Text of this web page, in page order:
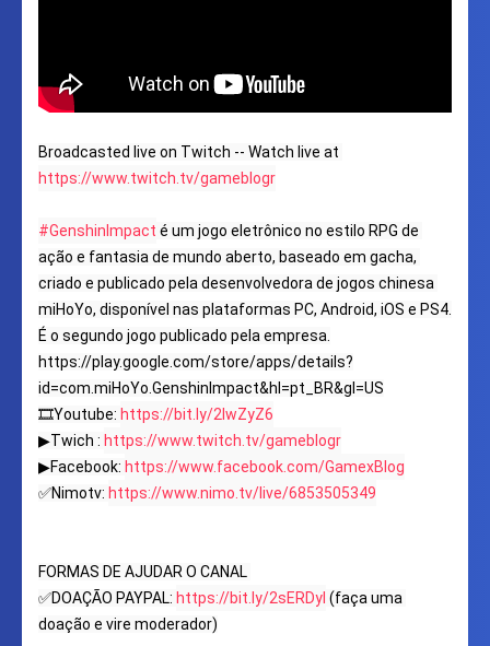
Broadcasted live on Twitch -- Watch live at
https://www.twitch.tv/gameblogr
#GenshinImpact é um jogo eletrônico no estilo RPG de
ação e fantasia de mundo aberto, baseado em gacha,
criado e publicado pela desenvolvedora de jogos chinesa
miHoYo, disponível nas plataformas PC, Android, iOS e PS4.
É o segundo jogo publicado pela empresa.
https://play.google.com/store/apps/details?
id=com.miHoYo.GenshinImpact&hl=pt_BR&gl=US
🎞Youtube: https://bit.ly/2IwZyZ6
▶Twich : https://www.twitch.tv/gameblogr
▶Facebook: https://www.facebook.com/GamexBlog
✅Nimotv: https://www.nimo.tv/live/6853505349
FORMAS DE AJUDAR O CANAL
✅DOAÇÃO PAYPAL: https://bit.ly/2sERDyl (faça uma
doação e vire moderador)